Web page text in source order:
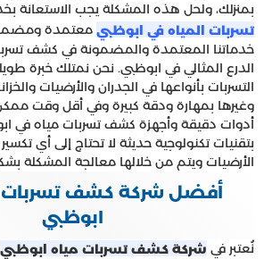
شركتنا شركة كشف تسربات المياه في
مع هذه المشاكل الخطيرة. وهذا
الاتصال بنا على رقم خدمة العملاء
05544450833.حيث ان
فلا داعي للقلق بعد اليوم.
بمنزلك، ولحل هذه المشكلة يجب الاستعانة
تسربات المياه في ابوظبي معتمدة
خدماتنا المعتمدة والمضمونة في كشف
الدرع المثالي في ابوظبي. نحن نمتلك خبرة
التسربات بأنواعها في الجدران والأرضيات
وغيرها بمهارة ودقة كبيرة وفي أقل وقت
أدوات دقيقة وأجهزة كشف تسربات مياه في
بتقنيات تكنولوجية حديثة لا تحتاج إلى أي
الأرضيات ويتم من خلالها معالجة
أفضل شركة كشف تسربات
ابوظبي
نُعتبر في شركة كشف تسربات مياه ابوظبي